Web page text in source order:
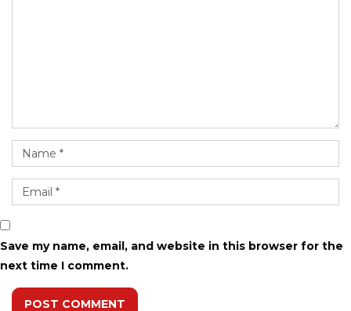
Save my name, email, and website in this browser for the
next time I comment.
POST COMMENT